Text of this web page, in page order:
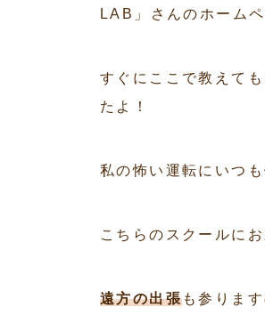
LAB」さんのホーム
すぐにここで教えて
たよ！
私の怖い運転にいつ
こちらのスクールに
遠方の出張も参りま